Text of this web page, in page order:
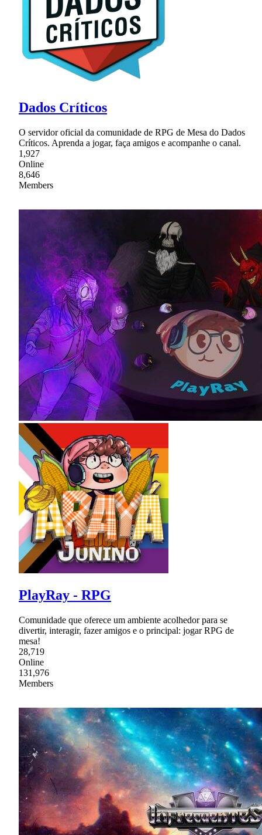
Dados Críticos
O servidor oficial da comunidade de RPG de Mesa do Dados
Críticos. Aprenda a jogar, faça amigos e acompanhe o canal.
1,927
Online
8,646
Members
PlayRay - RPG
Comunidade que oferece um ambiente acolhedor para se
divertir, interagir, fazer amigos e o principal: jogar RPG de
mesa!
28,719
Online
131,976
Members